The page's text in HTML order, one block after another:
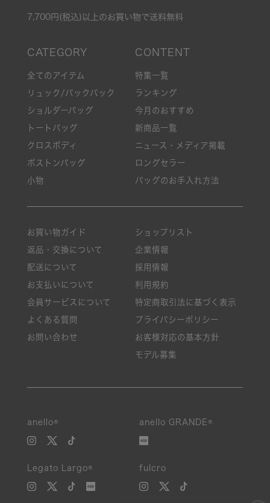
7,700円(税込)以上のお買い物で送料無料
全てのアイテム
リュック/バックパック
ショルダーバッグ
トートバッグ
クロスボディ
ボストンバッグ
小物
特集一覧
ランキング
今月のおすすめ
新商品一覧
ニュース・メディア掲載
ロングセラー
バッグのお手入れ方法
お買い物ガイド
返品・交換について
配送について
お支払いについて
会員サービスについて
よくある質問
お問い合わせ
ショップリスト
企業情報
採用情報
利用規約
特定商取引法に基づく表示
プライバシーポリシー
お客様対応の基本方針
モデル募集
anello® anello GRANDE®
Legato Largo® fulcro